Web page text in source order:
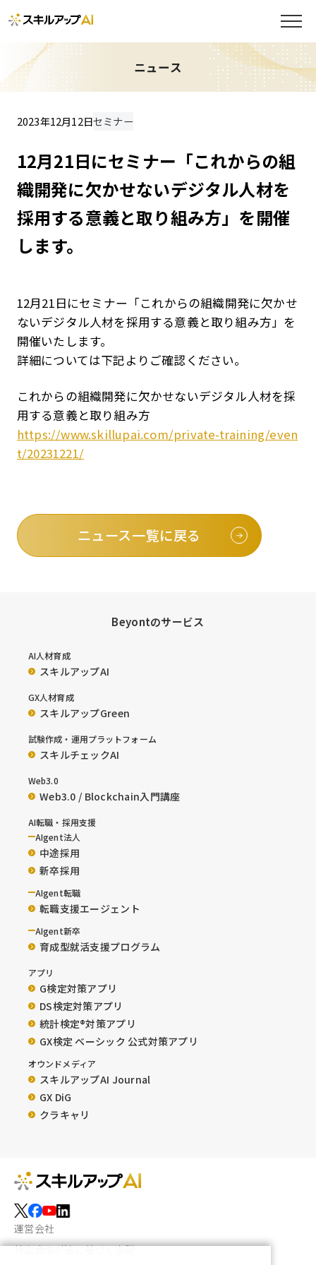
ニュース
2023年12月12日セミナー
12月21日にセミナー「これからの組
織開発に欠かせないデジタル人材を
採用する意義と取り組み方」を開催
します。
12月21日にセミナー「これからの組織開発に欠かせ
ないデジタル人材を採用する意義と取り組み方」を
開催いたします。
詳細については下記よりご確認ください。
これからの組織開発に欠かせないデジタル人材を採
用する意義と取り組み方
https://www.skillupai.com/private-training/even
t/20231221/
ニュース一覧に戻る
Beyontのサービス
AI人材育成
スキルアップAI
GX人材育成
スキルアップGreen
試験作成・運用プラットフォーム
スキルチェックAI
Web3.0
Web3.0 / Blockchain入門講座
AI転職・採用支援
AIgent法人
中途採用
新卒採用
AIgent転職
転職支援エージェント
AIgent新卒
育成型就活支援プログラム
アプリ
G検定対策アプリ
DS検定対策アプリ
統計検定®︎対策アプリ
GX検定 ベーシック 公式対策アプリ
オウンドメディア
スキルアップAI Journal
GX DiG
クラキャリ
運営会社
特定商取引法に基づく表記